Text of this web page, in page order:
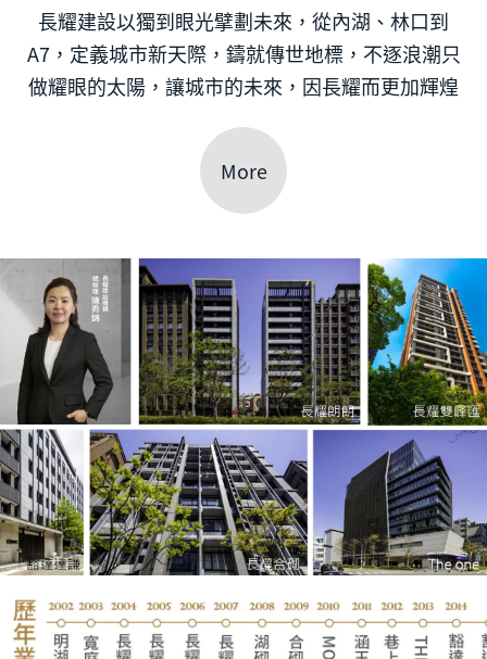
長耀建設以獨到眼光擘劃未來，從內湖、林口到
A7，定義城市新天際，鑄就傳世地標，不逐浪潮只
做耀眼的太陽，讓城市的未來，因長耀而更加輝煌
More